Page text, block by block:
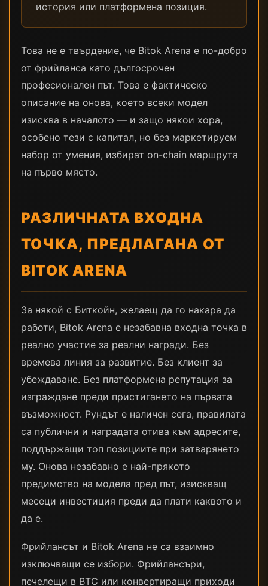
история или платформена позиция.
Това не е твърдение, че Bitok Arena е по-добро
от фрийланса като дългосрочен
професионален път. Това е фактическо
описание на онова, което всеки модел
изисква в началото — и защо някои хора,
особено тези с капитал, но без маркетируем
набор от умения, избират on-chain маршрута
на първо място.
РАЗЛИЧНАТА ВХОДНА
ТОЧКА, ПРЕДЛАГАНА ОТ
BITOK ARENA
За някой с Биткойн, желаещ да го накара да
работи, Bitok Arena е незабавна входна точка в
реално участие за реални награди. Без
времева линия за развитие. Без клиент за
убеждаване. Без платформена репутация за
изграждане преди пристигането на първата
възможност. Рундът е наличен сега, правилата
са публични и наградата отива към адресите,
поддържащи топ позициите при затварянето
му. Онова незабавно е най-прякото
предимство на модела пред път, изискващ
месеци инвестиция преди да плати каквото и
да е.
Фрийлансът и Bitok Arena не са взаимно
изключващи се избори. Фрийлансъри,
печелещи в BTC или конвертиращи приходи